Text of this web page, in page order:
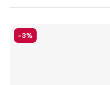
-3%